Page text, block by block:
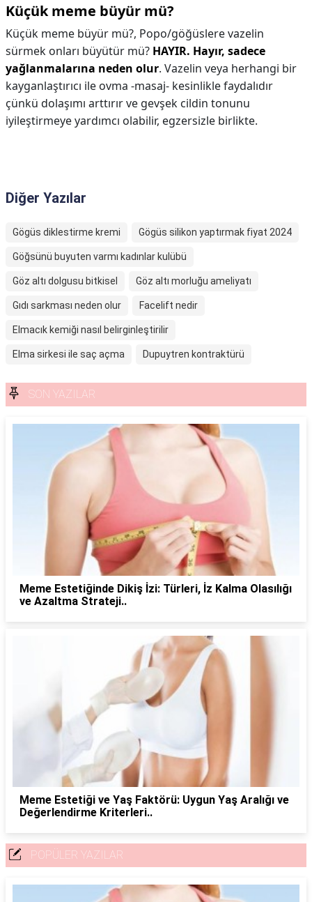
Küçük meme büyür mü?
Küçük meme büyür mü?, Popo/göğüslere vazelin
sürmek onları büyütür mü? HAYIR. Hayır, sadece
yağlanmalarına neden olur. Vazelin veya herhangi bir
kayganlaştırıcı ile ovma -masaj- kesinlikle faydalıdır
çünkü dolaşımı arttırır ve gevşek cildin tonunu
iyileştirmeye yardımcı olabilir, egzersizle birlikte.
Diğer Yazılar
Gögüs diklestirme kremi Gögüs silikon yaptırmak fiyat 2024
Göğsünü buyuten varmı kadınlar kulübü
Göz altı dolgusu bitkisel Göz altı morluğu ameliyatı
Gıdı sarkması neden olur Facelift nedir
Elmacık kemiği nasıl belirginleştirilir
Elma sirkesi ile saç açma Dupuytren kontraktürü
SON YAZILAR
Meme Estetiğinde Dikiş İzi: Türleri, İz Kalma Olasılığı
ve Azaltma Strateji..
Meme Estetiği ve Yaş Faktörü: Uygun Yaş Aralığı ve
Değerlendirme Kriterleri..
POPÜLER YAZILAR